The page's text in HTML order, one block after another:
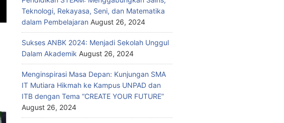
Teknologi, Rekayasa, Seni, dan Matematika
dalam Pembelajaran August 26, 2024
Sukses ANBK 2024: Menjadi Sekolah Unggul
Dalam Akademik August 26, 2024
Menginspirasi Masa Depan: Kunjungan SMA
IT Mutiara Hikmah ke Kampus UNPAD dan
ITB dengan Tema “CREATE YOUR FUTURE”
August 26, 2024